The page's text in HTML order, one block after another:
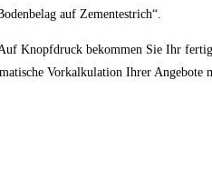
auf Zementestrich“.
Knopfdruck bekommen Sie Ihr
Vorkalkulation Ihrer Angebote